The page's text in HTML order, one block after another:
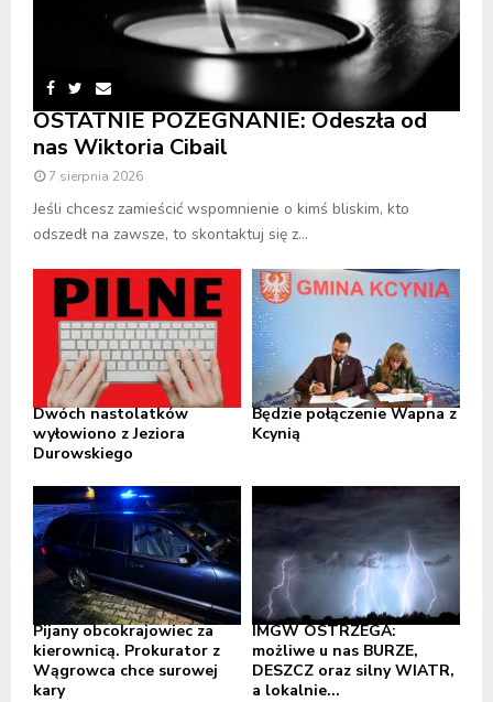
OSTATNIE POŻEGNANIE: Odeszła od
nas Wiktoria Cibail
7 sierpnia 2026
Jeśli chcesz zamieścić wspomnienie o kimś bliskim, kto
odszedł na zawsze, to skontaktuj się z...
Dwóch nastolatków
wyłowiono z Jeziora
Durowskiego
Będzie połączenie Wapna z
Kcynią
Pijany obcokrajowiec za
kierownicą. Prokurator z
Wągrowca chce surowej
kary
IMGW OSTRZEGA:
możliwe u nas BURZE,
DESZCZ oraz silny WIATR,
a lokalnie...